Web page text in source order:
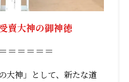
賣大神の御神徳
＝＝＝＝＝
大神」として、新たな道